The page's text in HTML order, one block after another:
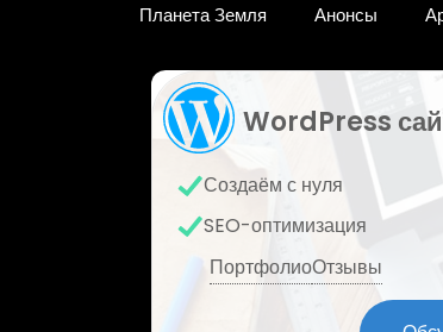
Планета Земля Анонсы
WordPress
Создаём с нуля
SEO-оптимизация
ПортфолиоОтзывы